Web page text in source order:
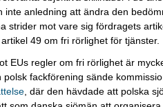
inte anledning att ändra den
strider mot vare sig fördragets
49 om fri rörlighet för tjänster.
EUs regler om fri rörlighet är
fackförening sände
, där den hävdade att polska